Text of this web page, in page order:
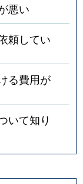
悪い
頼してい
る費用が
いて知り